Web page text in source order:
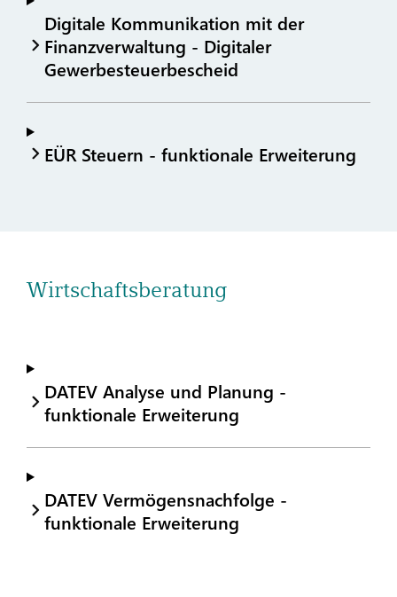
Digitale Kommunikation mit der
Finanzverwaltung - Digitaler
Gewerbesteuerbescheid
EÜR Steuern - funktionale Erweiterung
Wirtschaftsberatung
DATEV Analyse und Planung -
funktionale Erweiterung
DATEV Vermögensnachfolge -
funktionale Erweiterung